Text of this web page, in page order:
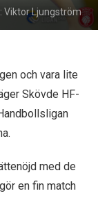
Viktor Ljungström
och vara lite
Skövde HF-
med de
en fin match